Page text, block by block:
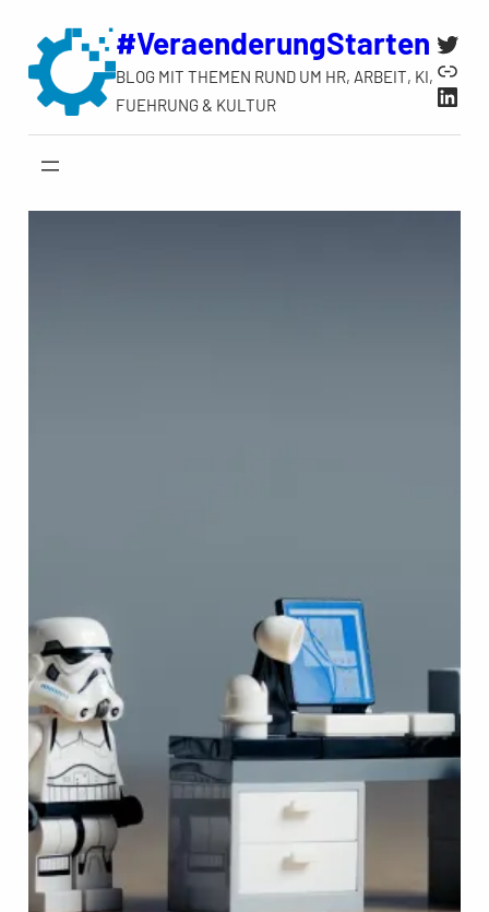
Inhalt
springen
#VeraenderungStarten
BLOG MIT THEMEN RUND UM HR, ARBEIT, KI,
FUEHRUNG & KULTUR
Link